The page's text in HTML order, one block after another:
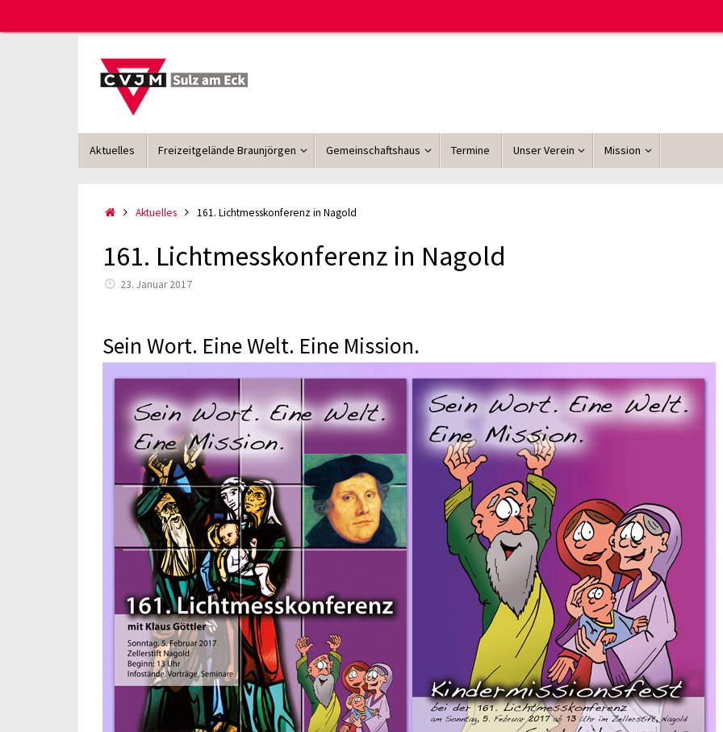
Inhalt
Inhalt
Aktuelles Freizeitgelände Braunjörgen Gemeinschaftshaus Termine Unser Verein Mission
StartAktuelles 161. Lichtmesskonferenz in Nagold
161. Lichtmesskonferenz in Nagold
23. Januar 2017
Sein Wort. Eine Welt. Eine Mission.